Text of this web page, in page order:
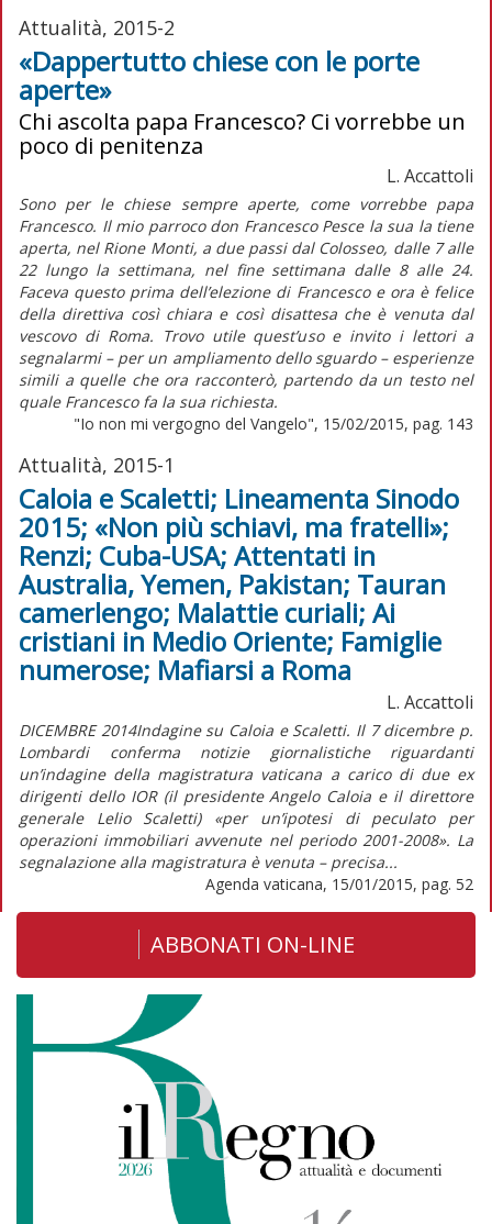
Attualità, 2015-2
«Dappertutto chiese con le porte
aperte»
Chi ascolta papa Francesco? Ci vorrebbe un
poco di penitenza
L. Accattoli
Sono per le chiese sempre aperte, come vorrebbe papa
Francesco. Il mio parroco don Francesco Pesce la sua la tiene
aperta, nel Rione Monti, a due passi dal Colosseo, dalle 7 alle
22 lungo la settimana, nel fine settimana dalle 8 alle 24.
Faceva questo prima dell’elezione di Francesco e ora è felice
della direttiva così chiara e così disattesa che è venuta dal
vescovo di Roma. Trovo utile quest’uso e invito i lettori a
segnalarmi – per un ampliamento dello sguardo – esperienze
simili a quelle che ora racconterò, partendo da un testo nel
quale Francesco fa la sua richiesta.
"Io non mi vergogno del Vangelo", 15/02/2015, pag. 143
Attualità, 2015-1
Caloia e Scaletti; Lineamenta Sinodo
2015; «Non più schiavi, ma fratelli»;
Renzi; Cuba-USA; Attentati in
Australia, Yemen, Pakistan; Tauran
camerlengo; Malattie curiali; Ai
cristiani in Medio Oriente; Famiglie
numerose; Mafiarsi a Roma
L. Accattoli
DICEMBRE 2014Indagine su Caloia e Scaletti. Il 7 dicembre p.
Lombardi conferma notizie giornalistiche riguardanti
un’indagine della magistratura vaticana a carico di due ex
dirigenti dello IOR (il presidente Angelo Caloia e il direttore
generale Lelio Scaletti) «per un’ipotesi di peculato per
operazioni immobiliari avvenute nel periodo 2001-2008». La
segnalazione alla magistratura è venuta – precisa...
Agenda vaticana, 15/01/2015, pag. 52
ABBONATI ON-LINE